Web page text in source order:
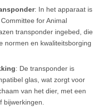
: In het apparaat is
for Animal
transponder ingebed, die
normen en kwaliteitsborging
: De transponder is
glas, wat zorgt voor
van het dier, met een
bijwerkingen.